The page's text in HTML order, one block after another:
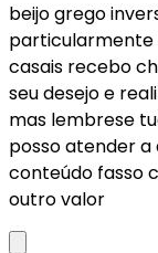
beijo grego
particularmente
casais recebo
seu desejo e
mas lembrese
posso atender
conteúdo fasso
outro valor